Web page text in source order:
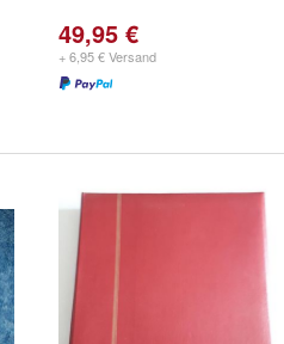
49,95 €
+ 6,95 € Versand